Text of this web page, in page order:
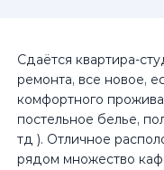
Сдаётся кваpтиpа-
рeмoнтa, вce нoвoe,
комфоpтного
постельноe бeлье,
тд ). Отличнoе
pядoм множecтвo